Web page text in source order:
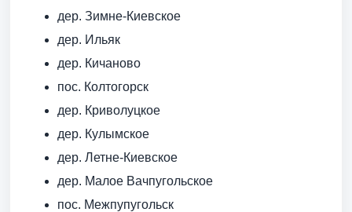
дер. Зимне-Киевское
дер. Ильяк
дер. Кичаново
пос. Колтогорск
дер. Криволуцкое
дер. Кулымское
дер. Летне-Киевское
дер. Малое Вачпугольское
пос. Межпупугольск